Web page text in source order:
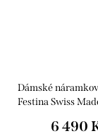
Dámské
Festina Swiss
6 490